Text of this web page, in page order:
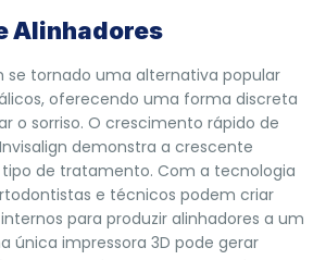
Alinhadores
se tornado uma alternativa popular
oferecendo uma forma discreta
o sorriso. O crescimento rápido de
demonstra a crescente
de tratamento. Com a tecnologia
e técnicos podem criar
para produzir alinhadores a um
única impressora 3D pode gerar